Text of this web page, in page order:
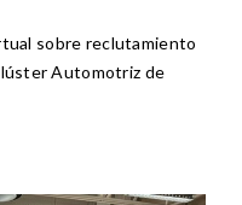
sobre reclutamiento
Automotriz de